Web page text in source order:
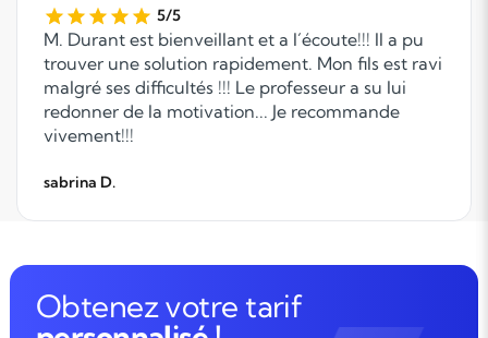
5/5
M. Durant est bienveillant et a l´écoute!!! Il a pu
trouver une solution rapidement. Mon fils est ravi
malgré ses difficultés !!! Le professeur a su lui
redonner de la motivation... Je recommande
vivement!!!
sabrina D.
Obtenez votre tarif